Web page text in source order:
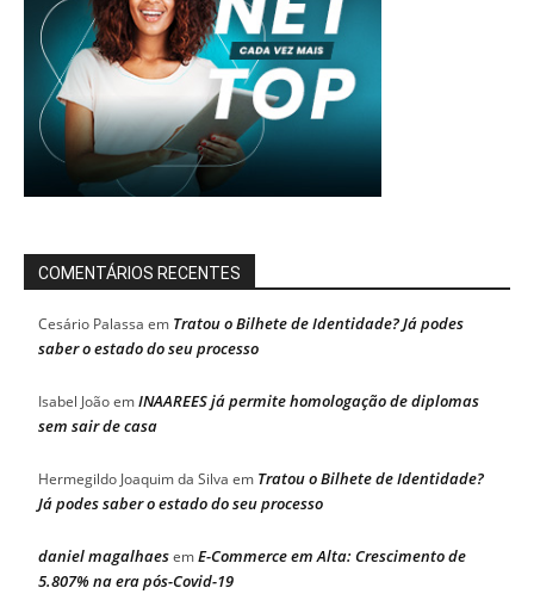
COMENTÁRIOS RECENTES
Cesário Palassa em Tratou o Bilhete de Identidade? Já podes
saber o estado do seu processo
Isabel JoãoemINAAREES já permite homologação de diplomas
sem sair de casa
Hermegildo Joaquim da Silva em Tratou o Bilhete de Identidade?
Já podes saber o estado do seu processo
daniel magalhaesemE-Commerce em Alta: Crescimento de
5.807% na era pós-Covid-19